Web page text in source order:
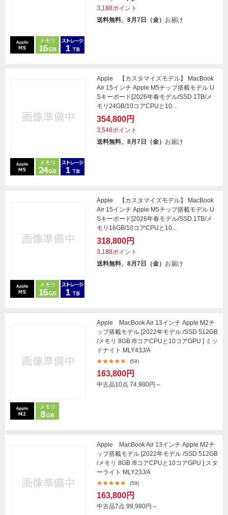
3,188ポイント
送料無料、8月7日（金） お届け
Apple 【カスタマイズモデル】 MacBook
Air 15インチ Apple M5チップ搭載モデル U
Sキーボード[2026年春モデル/SSD 1TB/メ
モリ24GB/10コアCPUと10...
354,800円
3,548ポイント
送料無料、8月7日（金） お届け
Apple 【カスタマイズモデル】 MacBook
Air 15インチ Apple M5チップ搭載モデル U
Sキーボード[2026年春モデル/SSD 1TB/メ
モリ16GB/10コアCPUと10...
318,800円
3,188ポイント
送料無料、8月7日（金） お届け
Apple MacBook Air 13インチ Apple M2チ
ップ搭載モデル [2022年モデル /SSD 512GB
/メモリ 8GB /8コアCPUと10コアGPU ] ミッ
ドナイト MLY43J/A
(59)
163,800円
中古品10点 74,980円～
Apple MacBook Air 13インチ Apple M2チ
ップ搭載モデル [2022年モデル /SSD 512GB
/メモリ 8GB /8コアCPUと10コアGPU ] スタ
ーライト MLY23J/A
(59)
163,800円
中古品7点 99,980円～